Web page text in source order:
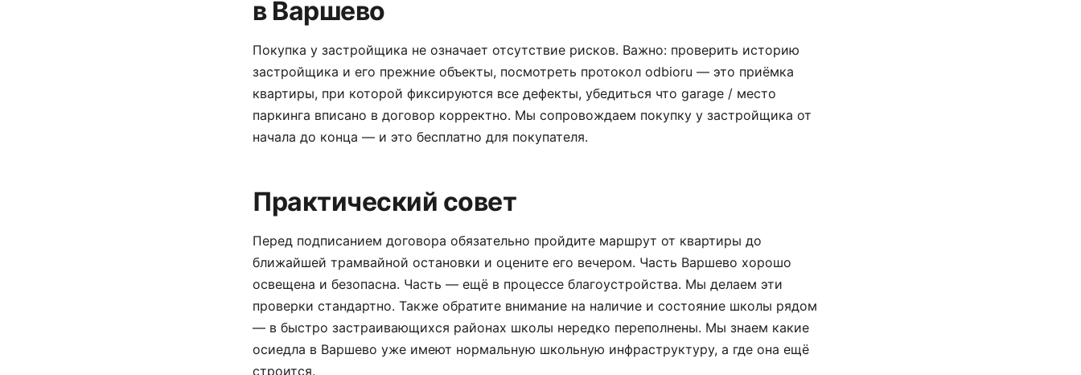
в Варшево
Покупка у застройщика не означает отсутствие рисков. Важно: проверить историю
застройщика и его прежние объекты, посмотреть протокол odbioru — это приёмка
квартиры, при которой фиксируются все дефекты, убедиться что garage / место
паркинга вписано в договор корректно. Мы сопровождаем покупку у застройщика от
начала до конца — и это бесплатно для покупателя.
Практический совет
Перед подписанием договора обязательно пройдите маршрут от квартиры до
ближайшей трамвайной остановки и оцените его вечером. Часть Варшево хорошо
освещена и безопасна. Часть — ещё в процессе благоустройства. Мы делаем эти
проверки стандартно. Также обратите внимание на наличие и состояние школы рядом
— в быстро застраивающихся районах школы нередко переполнены. Мы знаем какие
осиедла в Варшево уже имеют нормальную школьную инфраструктуру, а где она ещё
строится.